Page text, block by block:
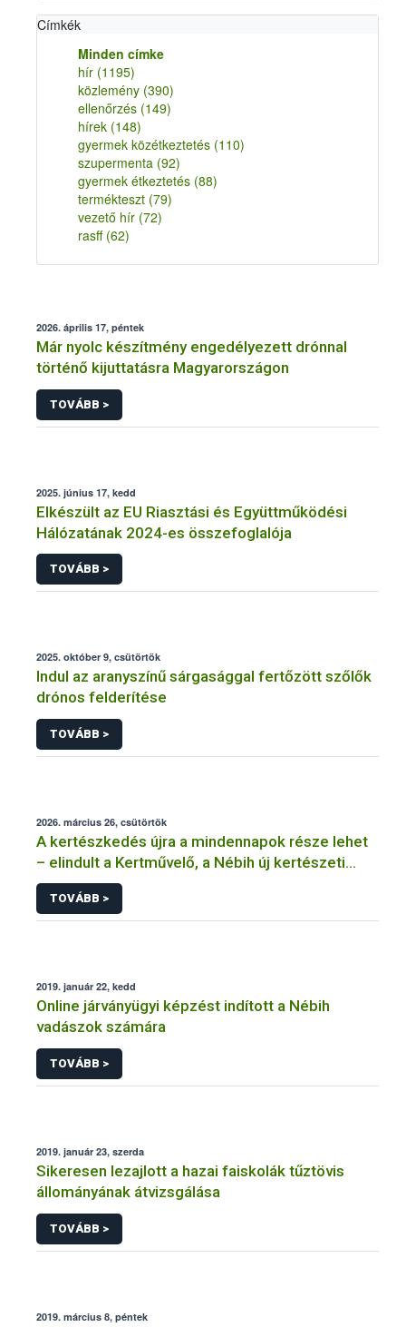
Címkék
Minden címke
hír (1195)
közlemény (390)
ellenőrzés (149)
hírek (148)
gyermek közétkeztetés (110)
szupermenta (92)
gyermek étkeztetés (88)
termékteszt (79)
vezető hír (72)
rasff (62)
2026. április 17, péntek
Már nyolc készítmény engedélyezett drónnal
történő kijuttatásra Magyarországon
TOVÁBB >
2025. június 17, kedd
Elkészült az EU Riasztási és Együttműködési
Hálózatának 2024-es összefoglalója
TOVÁBB >
2025. október 9, csütörtök
Indul az aranyszínű sárgasággal fertőzött szőlők
drónos felderítése
TOVÁBB >
2026. március 26, csütörtök
A kertészkedés újra a mindennapok része lehet
– elindult a Kertművelő, a Nébih új kertészeti
programja
TOVÁBB >
2019. január 22, kedd
Online járványügyi képzést indított a Nébih
vadászok számára
TOVÁBB >
2019. január 23, szerda
Sikeresen lezajlott a hazai faiskolák tűztövis
állományának átvizsgálása
TOVÁBB >
2019. március 8, péntek